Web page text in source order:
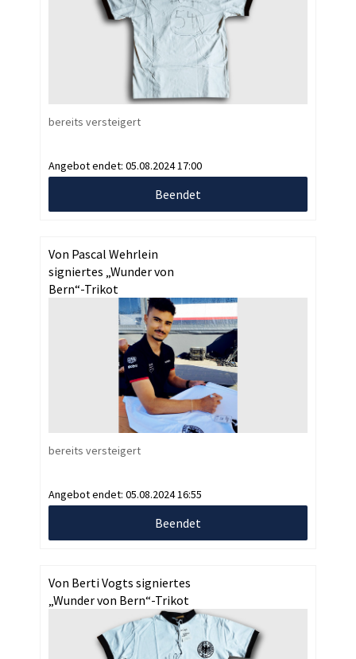
bereits versteigert
Angebot endet: 05.08.2024 17:00
Beendet
Von Pascal Wehrlein
signiertes „Wunder von
Bern“-Trikot
bereits versteigert
Angebot endet: 05.08.2024 16:55
Beendet
Von Berti Vogts signiertes
„Wunder von Bern“-Trikot